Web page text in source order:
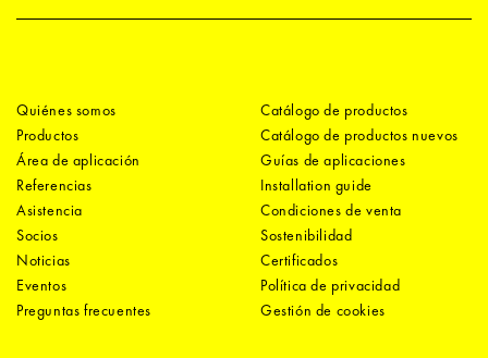
Quiénes somos
Productos
Área de aplicación
Referencias
Asistencia
Socios
Noticias
Eventos
Preguntas frecuentes
Catálogo de productos
Catálogo de productos nuevos
Guías de aplicaciones
Installation guide
Condiciones de venta
Sostenibilidad
Certificados
Política de privacidad
Gestión de cookies